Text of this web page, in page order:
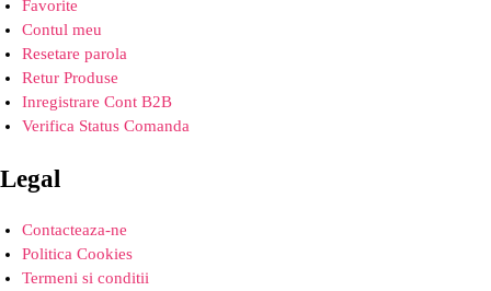
Favorite
Contul meu
Resetare parola
Retur Produse
Inregistrare Cont B2B
Verifica Status Comanda
Legal
Contacteaza-ne
Politica Cookies
Termeni si conditii